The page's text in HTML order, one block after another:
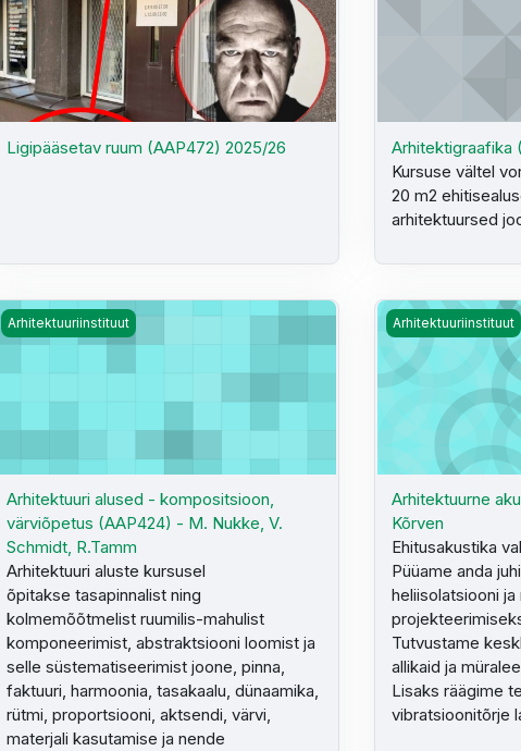
Ligipääsetav ruum (AAP472) 2025/26
Arhitektigraafika
Kursuse vältel
20 m2
arhitektuursed
Arhitektuuri alused - kompositsioon, värviõpetus (AAP424) - M.
Arhitektuuriinstituut
Arhitektuuri alused - kompositsioon,
värviõpetus (AAP424) - M. Nukke, V.
Schmidt, R.Tamm
Arhitektuuri aluste kursusel
õpitakse tasapinnalist ning
kolmemõõtmelist ruumilis-mahulist
komponeerimist, abstraktsiooni loomist ja
selle süstematiseerimist joone, pinna,
faktuuri, harmoonia, tasakaalu, dünaamika,
rütmi, proportsiooni, aktsendi, värvi,
materjali kasutamise ja nende
Arhitektuurne
Arhitektuuriinstituut
Arhitektuurne
Kõrven
Ehitusakustika
Püüame anda
heliisolatsiooni
Tutvustame
allikaid ja
Lisaks räägime
vibratsioonitõrje